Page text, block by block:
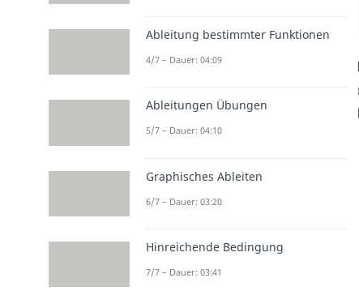
Ableitung bestimmter Funktionen
4/7 – Dauer: 04:09
Ableitungen Übungen
5/7 – Dauer: 04:10
Graphisches Ableiten
6/7 – Dauer: 03:20
Hinreichende Bedingung
7/7 – Dauer: 03:41